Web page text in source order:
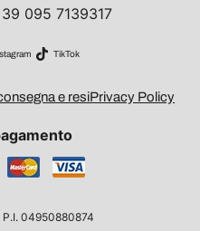
095 7139317
TikTok
e resiPrivacy Policy
04950880874